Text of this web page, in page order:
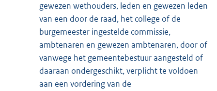
gewezen wethouders, leden en gewezen leden
van een door de raad, het college of de
burgemeester ingestelde commissie,
ambtenaren en gewezen ambtenaren, door of
vanwege het gemeentebestuur aangesteld of
daaraan ondergeschikt, verplicht te voldoen
aan een vordering van de